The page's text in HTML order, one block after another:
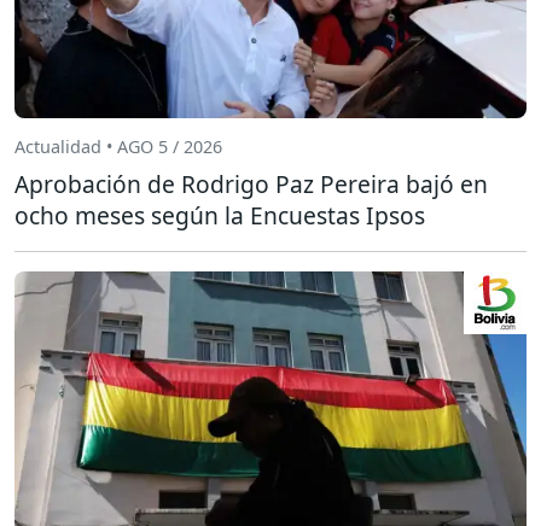
Actualidad • AGO 5 / 2026
Aprobación de Rodrigo Paz Pereira bajó en
ocho meses según la Encuestas Ipsos